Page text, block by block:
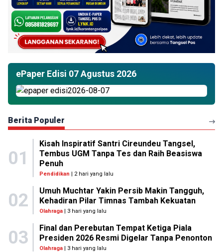
ePaper Edisi 07 Agustus 2026
Berita Populer
01
Kisah Inspiratif Santri Cireundeu Tangsel,
Tembus UGM Tanpa Tes dan Raih Beasiswa
Penuh
Pendidikan | 2 hari yang lalu
02
Umuh Muchtar Yakin Persib Makin Tangguh,
Kehadiran Pilar Timnas Tambah Kekuatan
Olahraga| 3 hari yang lalu
03
Final dan Perebutan Tempat Ketiga Piala
Presiden 2026 Resmi Digelar Tanpa Penonton
Olahraga| 3 hari yang lalu